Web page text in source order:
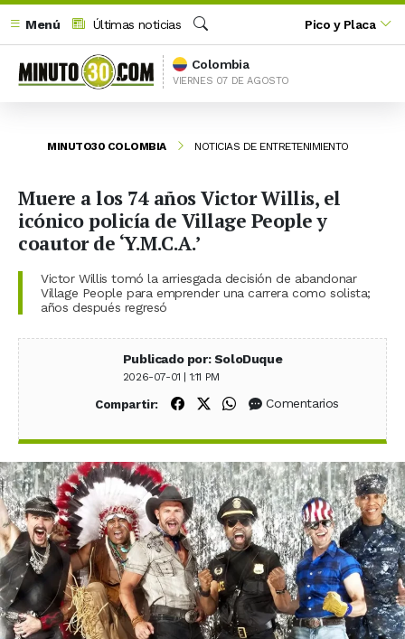
Menú
Últimas noticias
Buscar
Pico y Placa
Colombia
VIERNES 07 DE AGOSTO
MINUTO30 COLOMBIA NOTICIAS DE ENTRETENIMIENTO
Muere a los 74 años Victor Willis, el
icónico policía de Village People y
coautor de ‘Y.M.C.A.’
Victor Willis tomó la arriesgada decisión de abandonar
Village People para emprender una carrera como solista;
años después regresó
Publicado por: SoloDuque
2026-07-01 | 1:11 PM
Compartir: Compartir en Facebook
Compartir en X (Twitter)
Compartir en WhatsApp
Comentarios